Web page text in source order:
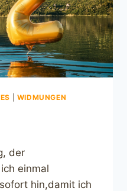
WIDMUNGEN
der
einmal
hin,damit ich